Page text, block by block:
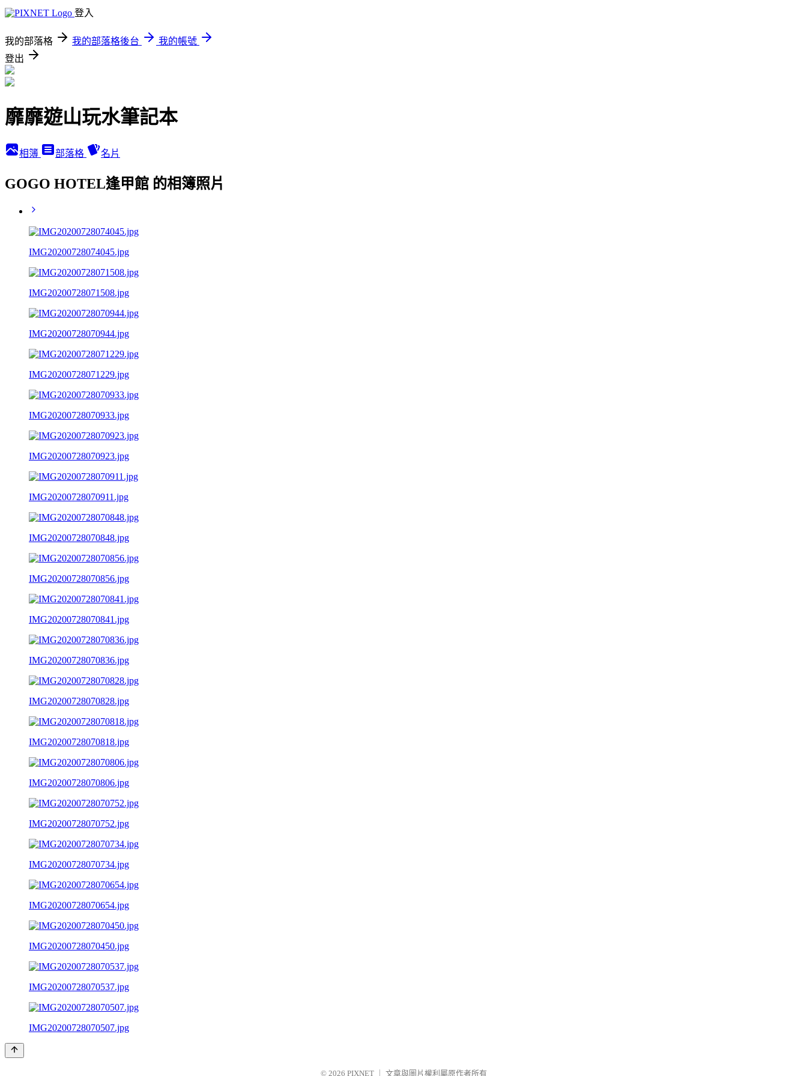
登入
我的部落格 我的部落格後台
我的帳號
登出
靡靡遊山玩水筆記本
相簿 部落格 名片
GOGO HOTEL逢甲館 的相簿照片
IMG20200728074045.jpg
IMG20200728071508.jpg
IMG20200728070944.jpg
IMG20200728071229.jpg
IMG20200728070933.jpg
IMG20200728070923.jpg
IMG20200728070911.jpg
IMG20200728070848.jpg
IMG20200728070856.jpg
IMG20200728070841.jpg
IMG20200728070836.jpg
IMG20200728070828.jpg
IMG20200728070818.jpg
IMG20200728070806.jpg
IMG20200728070752.jpg
IMG20200728070734.jpg
IMG20200728070654.jpg
IMG20200728070450.jpg
IMG20200728070537.jpg
IMG20200728070507.jpg
© 2026 PIXNET 文章與圖片權利屬原作者所有